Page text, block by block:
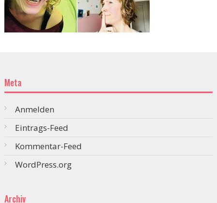
Meta
Anmelden
Eintrags-Feed
Kommentar-Feed
WordPress.org
Archiv